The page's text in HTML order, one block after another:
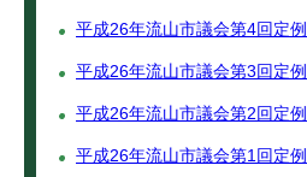
平成26年流山市議会第4回定
平成26年流山市議会第3回定
平成26年流山市議会第2回定
平成26年流山市議会第1回定